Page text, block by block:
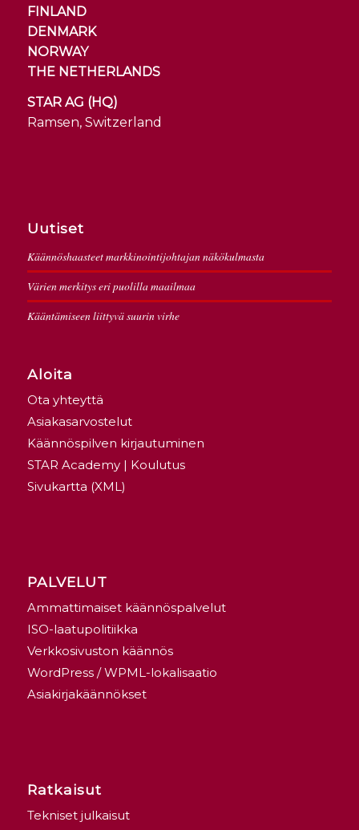
FINLAND
DENMARK
NORWAY
THE NETHERLANDS
STAR AG (HQ)
Ramsen, Switzerland
Uutiset
Käännöshaasteet markkinointijohtajan näkökulmasta
Värien merkitys eri puolilla maailmaa
Kääntämiseen liittyvä suurin virhe
Aloita
Ota yhteyttä
Asiakasarvostelut
Käännöspilven kirjautuminen
STAR Academy | Koulutus
Sivukartta (XML)
PALVELUT
Ammattimaiset käännöspalvelut
ISO-laatupolitiikka
Verkkosivuston käännös
WordPress / WPML-lokalisaatio
Asiakirjakäännökset
Ratkaisut
Tekniset julkaisut